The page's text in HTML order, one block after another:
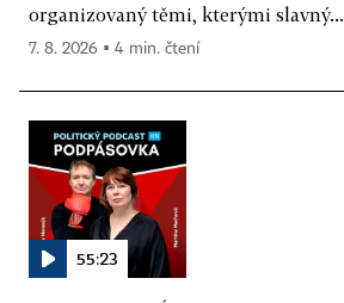
organizovaný těmi, kterými slavný...
7. 8. 2026 ▪ 4 min. čtení
55:23